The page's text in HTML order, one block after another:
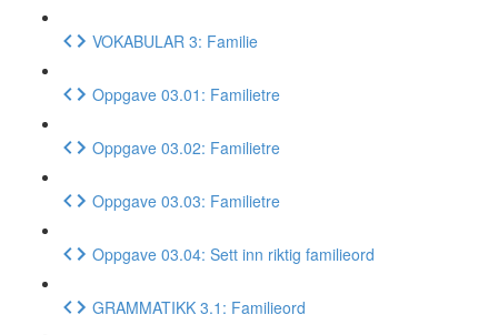
VOKABULAR 3: Familie
Oppgave 03.01: Familietre
Oppgave 03.02: Familietre
Oppgave 03.03: Familietre
Oppgave 03.04: Sett inn riktig familieord
GRAMMATIKK 3.1: Familieord